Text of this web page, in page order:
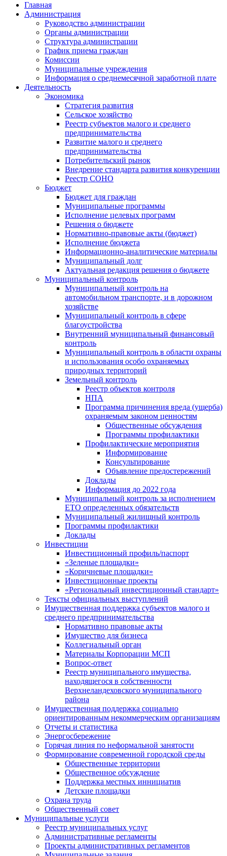
Главная
Администрация
Руководство администрации
Органы администрации
Структура администрации
График приема граждан
Комиссии
Муниципальные учреждения
Информация о среднемесячной заработной плате
Деятельность
Экономика
Стратегия развития
Сельское хозяйство
Реестр субъектов малого и среднего
предпринимательства
Развитие малого и среднего
предпринимательства
Потребительский рынок
Внедрение стандарта развития конкуренции
Реестр СОНО
Бюджет
Бюджет для граждан
Муниципальные программы
Исполнение целевых программ
Решения о бюджете
Нормативно-правовые акты (бюджет)
Исполнение бюджета
Информационно-аналитические материалы
Муниципальный долг
Актуальная редакция решения о бюджете
Муниципальный контроль
Муниципальный контроль на
автомобильном транспорте, и в дорожном
хозяйстве
Муниципальный контроль в сфере
благоустройства
Внутренний муниципальный финансовый
контроль
Муниципальный контроль в области охраны
и использования особо охраняемых
природных территорий
Земельный контроль
Реестр объектов контроля
НПА
Программа причинения вреда (ущерба)
охраняемым законом ценностям
Общественные обсуждения
Программы профилактики
Профилактические мероприятия
Информирование
Консультирование
Объявление предостережений
Доклады
Информация до 2022 года
Муниципальный контроль за исполнением
ЕТО определенных обязательств
Муниципальный жилищный контроль
Программы профилактики
Доклады
Инвестиции
Инвестиционный профиль/паспорт
«Зеленые площадки»
«Коричневые площадки»
Инвестиционные проекты
«Региональный инвестиционный стандарт»
Тексты официальных выступлений
Имущественная поддержка субъектов малого и
среднего предпринимательства
Нормативно правовые акты
Имущество для бизнеса
Коллегиальный орган
Материалы Корпорации МСП
Вопрос-ответ
Реестр муниципального имущества,
находящегося в собственности
Верхнеландеховского муниципального
района
Имущественная поддержка социально
ориентированным некоммерческим организациям
Отчеты и статистика
Энергосбережение
Горячая линия по неформальной занятости
Формирование современной городской среды
Общественные территории
Общественное обсуждение
Поддержка местных иннициатив
Детские площадки
Охрана труда
Общественный совет
Муниципальные услуги
Реестр муниципальных услуг
Административные регламенты
Проекты административных регламентов